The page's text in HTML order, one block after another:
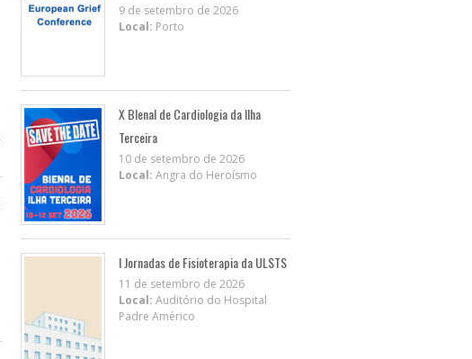
9 de setembro de 2026
Local: Porto
X BIenal de Cardiologia da Ilha
Terceira
10 de setembro de 2026
Local: Angra do Heroísmo
I Jornadas de Fisioterapia da ULSTS
11 de setembro de 2026
Local: Auditório do Hospital
Padre Américo